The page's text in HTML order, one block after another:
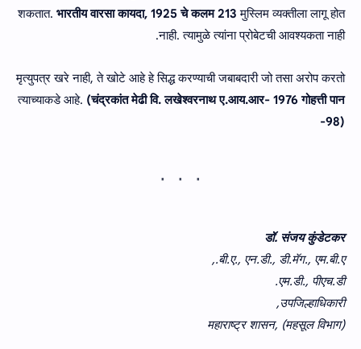
शकतात. भारतीय वारसा कायदा, 1925 चे कलम 213 मुस्लिम व्यक्तीला लागू होत
नाही. त्यामुळे त्यांना प्रोबेटची आवश्यकता नाही.
मृत्युपत्र खरे नाही, ते खोटे आहे हे सिद्ध करण्याची जबाबदारी जो तसा अरोप करतो
त्याच्याकडे आहे. (चंद्रकांत मेढी वि. लखेश्वरनाथ ए.आय.आर- 1976 गोहत्ती पान
-98)
डॉ. संजय कुंडेटकर
बी.ए., एन.डी., डी.मॅग., एम.बी.ए.,
एम.डी., पीएच.डी.
उपजिल्हाधिकारी,
महाराष्ट्र शासन, (महसूल विभाग)